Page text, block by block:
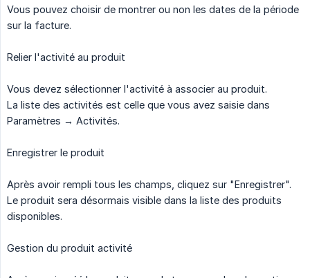
Vous pouvez choisir de montrer ou non les dates de la période
sur la facture.
Relier l'activité au produit
Vous devez sélectionner l'activité à associer au produit.
La liste des activités est celle que vous avez saisie dans
Paramètres → Activités.
Enregistrer le produit
Après avoir rempli tous les champs, cliquez sur "Enregistrer".
Le produit sera désormais visible dans la liste des produits
disponibles.
Gestion du produit activité